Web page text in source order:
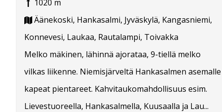
1020 m
Äänekoski, Hankasalmi, Jyväskylä, Kangasniemi,
Konnevesi, Laukaa, Rautalampi, Toivakka
Melko mäkinen, lähinnä ajorataa, 9-tiellä melko
vilkas liikenne. Niemisjärveltä Hankasalmen asemalle
kapeat pientareet. Kahvitaukomahdollisuus esim.
Lievestuoreella, Hankasalmella, Kuusaalla ja Lau...